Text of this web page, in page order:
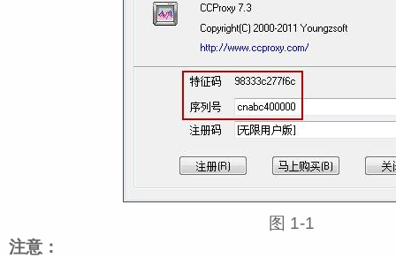
图 1‑1
注意：